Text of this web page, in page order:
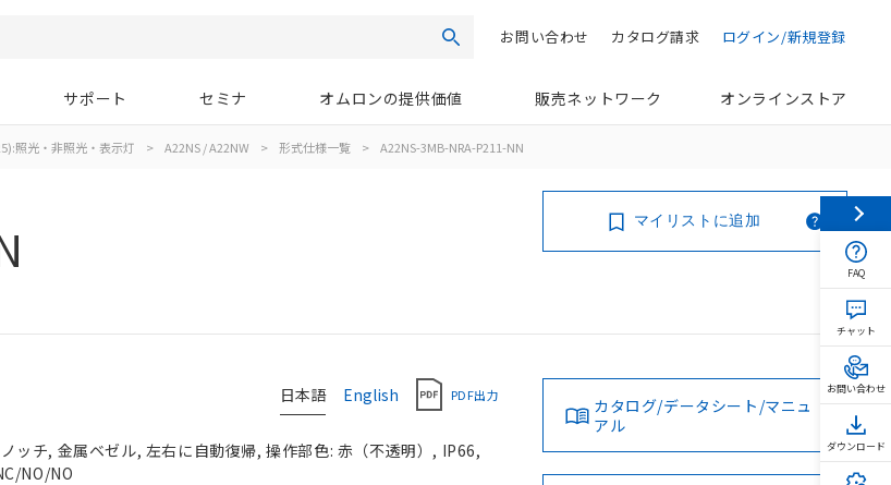
検索 ログイン/新規登録
カタログ請求
お問い合わせ
サポート セミナ オムロンの提供価値 販売ネットワーク オンラインストア
照光・非照光・表示灯 > A22NS / A22NW > 形式仕様一覧 > A22NS-3MB-NRA-P211-NN
マイリストに追加
日本語 English PDF出力
ッチ, 金属ベゼル, 左右に自動復帰, 操作部色: 赤（不透明）, IP66,
NO/NO
カタログ/データシート/マニュ
アル
FAQ
チャット
お問い合わせ
ダウンロード